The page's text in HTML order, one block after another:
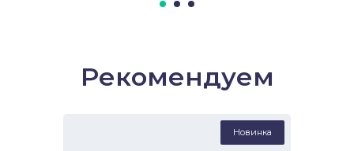
Рекомендуем
Новинка